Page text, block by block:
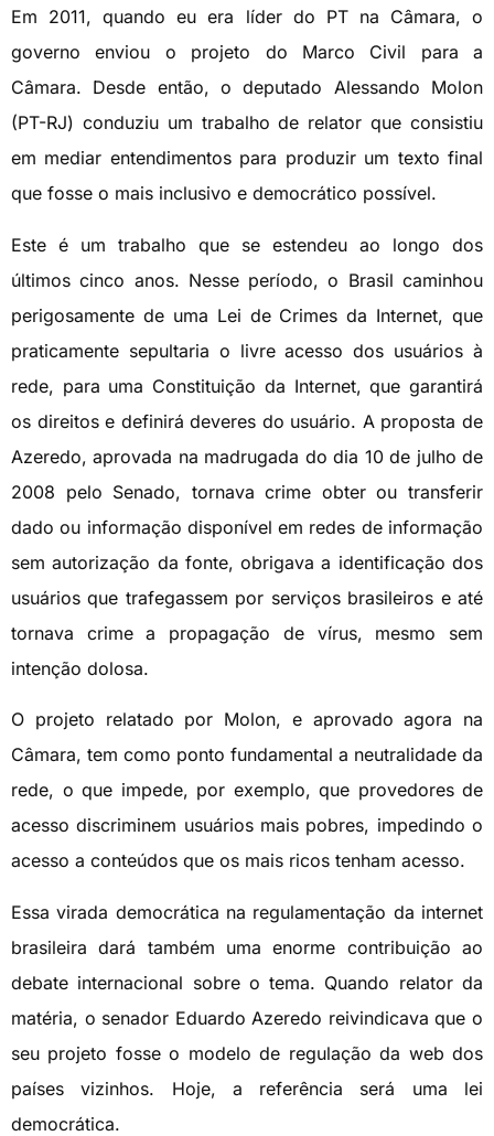
Em 2011, quando eu era líder do PT na Câmara, o
governo enviou o projeto do Marco Civil para a
Câmara. Desde então, o deputado Alessando Molon
(PT-RJ) conduziu um trabalho de relator que consistiu
em mediar entendimentos para produzir um texto final
que fosse o mais inclusivo e democrático possível.
Este é um trabalho que se estendeu ao longo dos
últimos cinco anos. Nesse período, o Brasil caminhou
perigosamente de uma Lei de Crimes da Internet, que
praticamente sepultaria o livre acesso dos usuários à
rede, para uma Constituição da Internet, que garantirá
os direitos e definirá deveres do usuário. A proposta de
Azeredo, aprovada na madrugada do dia 10 de julho de
2008 pelo Senado, tornava crime obter ou transferir
dado ou informação disponível em redes de informação
sem autorização da fonte, obrigava a identificação dos
usuários que trafegassem por serviços brasileiros e até
tornava crime a propagação de vírus, mesmo sem
intenção dolosa.
O projeto relatado por Molon, e aprovado agora na
Câmara, tem como ponto fundamental a neutralidade da
rede, o que impede, por exemplo, que provedores de
acesso discriminem usuários mais pobres, impedindo o
acesso a conteúdos que os mais ricos tenham acesso.
Essa virada democrática na regulamentação da internet
brasileira dará também uma enorme contribuição ao
debate internacional sobre o tema. Quando relator da
matéria, o senador Eduardo Azeredo reivindicava que o
seu projeto fosse o modelo de regulação da web dos
países vizinhos. Hoje, a referência será uma lei
democrática.